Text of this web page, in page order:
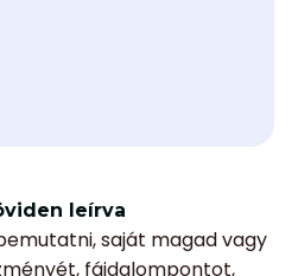
leírva
saját magad vagy
fájdalompontot,